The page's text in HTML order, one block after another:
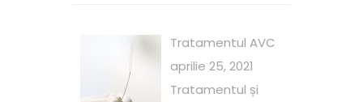
Tratamentul AVC
aprilie 25, 2021
Tratamentul și